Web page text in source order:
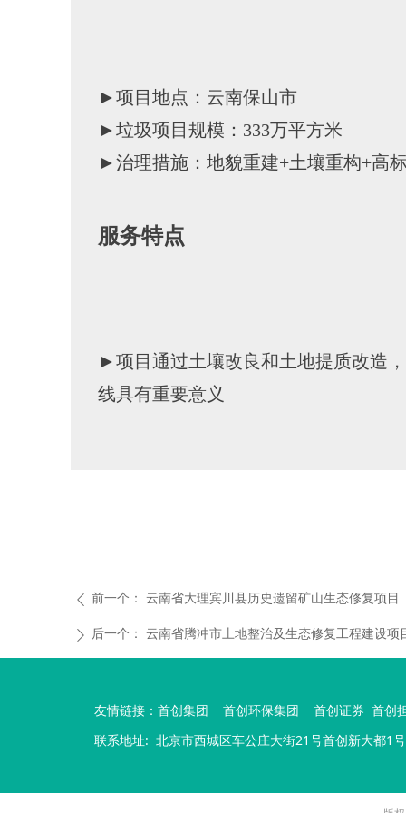
ꄲ 后一个： 云南省腾冲市土地整治及生态修复工程建设项
ꄴ 前一个： 云南省大理宾川县历史遗留矿山生态修复项目
►项目地点：云南保山市
►垃圾项目规模：333万平方米
►治理措施：地貌重建+土壤重构+高
服务特点
►项目通过土壤改良和土地提质改造
线具有重要意义
友情链接： 首创集团 首创环保集团 首创证券 首创
联系地址: 北京市西城区车公庄大街21号首创新大都1